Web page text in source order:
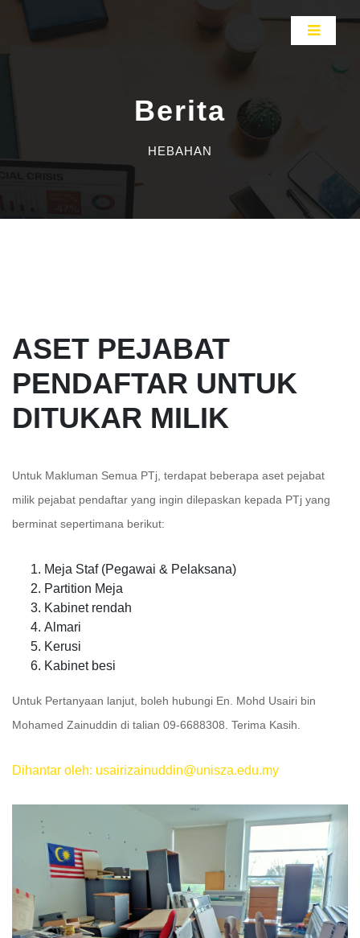
Berita
HEBAHAN
ASET PEJABAT
PENDAFTAR UNTUK
DITUKAR MILIK
Untuk Makluman Semua PTj, terdapat beberapa aset pejabat
milik pejabat pendaftar yang ingin dilepaskan kepada PTj yang
berminat sepertimana berikut:
Meja Staf (Pegawai & Pelaksana)
Partition Meja
Kabinet rendah
Almari
Kerusi
Kabinet besi
Untuk Pertanyaan lanjut, boleh hubungi En. Mohd Usairi bin
Mohamed Zainuddin di talian 09-6688308. Terima Kasih.
Dihantar oleh: usairizainuddin@unisza.edu.my